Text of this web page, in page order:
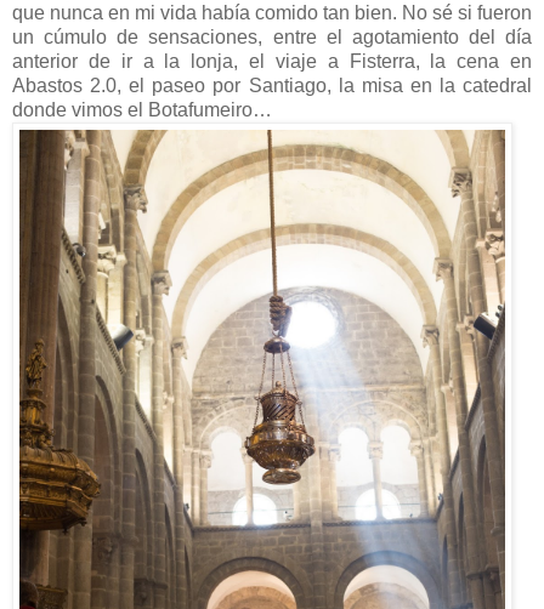
que nunca en mi vida había comido tan bien. No sé si fueron
un cúmulo de sensaciones, entre el agotamiento del día
anterior de ir a la lonja, el viaje a Fisterra, la cena en
Abastos 2.0, el paseo por Santiago, la misa en la catedral
donde vimos el Botafumeiro…